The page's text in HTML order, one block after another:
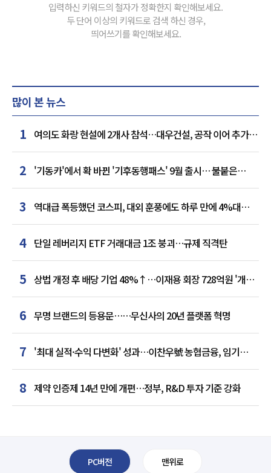
입력하신 키워드의 철자가 정확한지 확인해보세요.
두 단어 이상의 키워드로 검색 하신 경우,
띄어쓰기를 확인해보세요.
많이 본 뉴스
1 여의도 화랑 현설에 2개사 참석…대우건설, 공작 이어 추가
거점 확보하나
2 '기동카'에서 확 바뀐 '기후동행패스' 9월 출시… 불붙은
카드사 경쟁
3
역대급 폭등했던 코스피, 대외 훈풍에도 하루 만에 4%대
급락
4 단일 레버리지 ETF 거래대금 1조 붕괴…규제 직격탄
5 상법 개정 후 배당 기업 48%↑…이재용 회장 728억원 '개인
최다'
6 무명 브랜드의 등용문……무신사의 20년 플랫폼 혁명
7 '최대 실적·수익 다변화' 성과…이찬우號 농협금융, 임기
말년 성장 박차
8 제약 인증제 14년 만에 개편…정부, R&D 투자 기준 강화
PC버전 맨위로